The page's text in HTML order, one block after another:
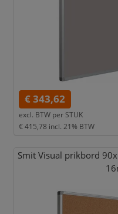
€ 343,62
excl. BTW per STUK
€ 415,78 incl. 21% BTW
Smit Visual prikbord